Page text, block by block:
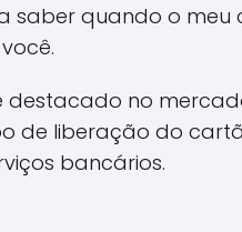
saber quando o meu
destacado no
de liberação do
bancários.